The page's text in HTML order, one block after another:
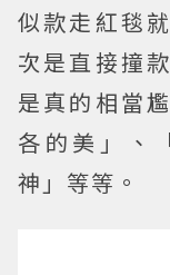
似款走紅毯
次是直接撞
是真的相當
各的美」、
神」等等。